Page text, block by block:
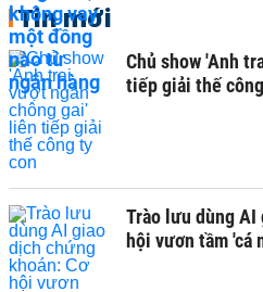
Tin mới
Chủ show 'Anh
tiếp giải thế
Trào lưu dùng AI
hội vươn tầm 'cá